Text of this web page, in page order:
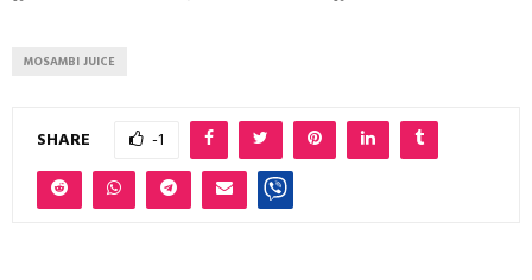
MOSAMBI JUICE
SHARE -1